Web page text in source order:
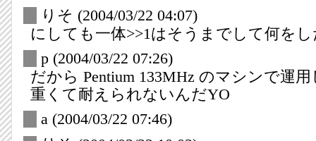
りそ (2004/03/22 04:07)
にしても一体>>1はそうまでして何を
p (2004/03/22 07:26)
だから Pentium 133MHz のマシンで運
重くて耐えられないんだYO
a (2004/03/22 07:46)